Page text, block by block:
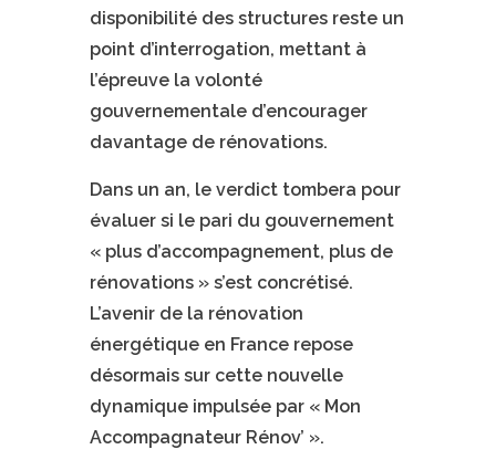
disponibilité des structures reste un
point d’interrogation, mettant à
l’épreuve la volonté
gouvernementale d’encourager
davantage de rénovations.
Dans un an, le verdict tombera pour
évaluer si le pari du gouvernement
« plus d’accompagnement, plus de
rénovations » s’est concrétisé.
L’avenir de la rénovation
énergétique en France repose
désormais sur cette nouvelle
dynamique impulsée par « Mon
Accompagnateur Rénov’ ».